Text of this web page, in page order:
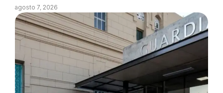
agosto 7, 2026